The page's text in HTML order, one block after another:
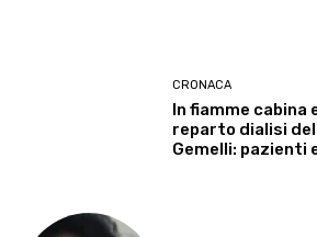
CRONACA
In fiamme
reparto dialisi
Gemelli: pazienti